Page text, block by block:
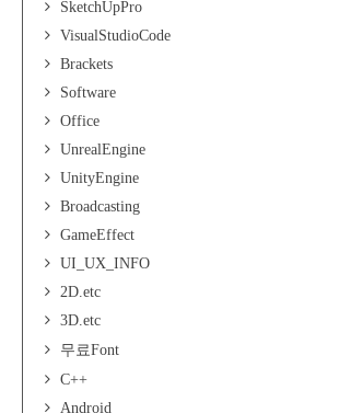
SketchUpPro
VisualStudioCode
Brackets
Software
Office
UnrealEngine
UnityEngine
Broadcasting
GameEffect
UI_UX_INFO
2D.etc
3D.etc
무료Font
C++
Android